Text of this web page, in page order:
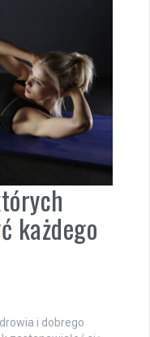
każdego
i dobrego